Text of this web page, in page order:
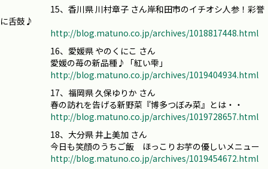
15、香川県 川村章子 さん岸和田市のイチオシ人参！彩誉
に舌鼓♪
http://blog.matuno.co.jp/archives/1018817448.html
16、愛媛県 やのくにこ さん
愛媛の苺の新品種♪「紅い雫」
http://blog.matuno.co.jp/archives/1019404934.html
17、福岡県 久保ゆりか さん
春の訪れを告げる新野菜『博多つぼみ菜』とは・・
http://blog.matuno.co.jp/archives/1019728657.html
18、大分県 井上美加 さん
今日も笑顔のうちご飯 ほっこりお芋の優しいメニュー
http://blog.matuno.co.jp/archives/1019454672.html